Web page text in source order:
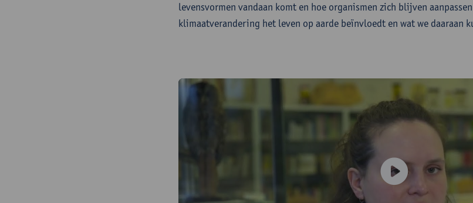
levensvormen vandaan komt en hoe organismen zich blijven
klimaatverandering het leven op aarde beïnvloedt en wat we daaraan